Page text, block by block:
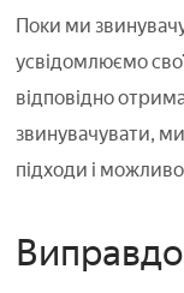
Поки ми
усвідомлюємо
відповідно
звинувачувати,
підходи і